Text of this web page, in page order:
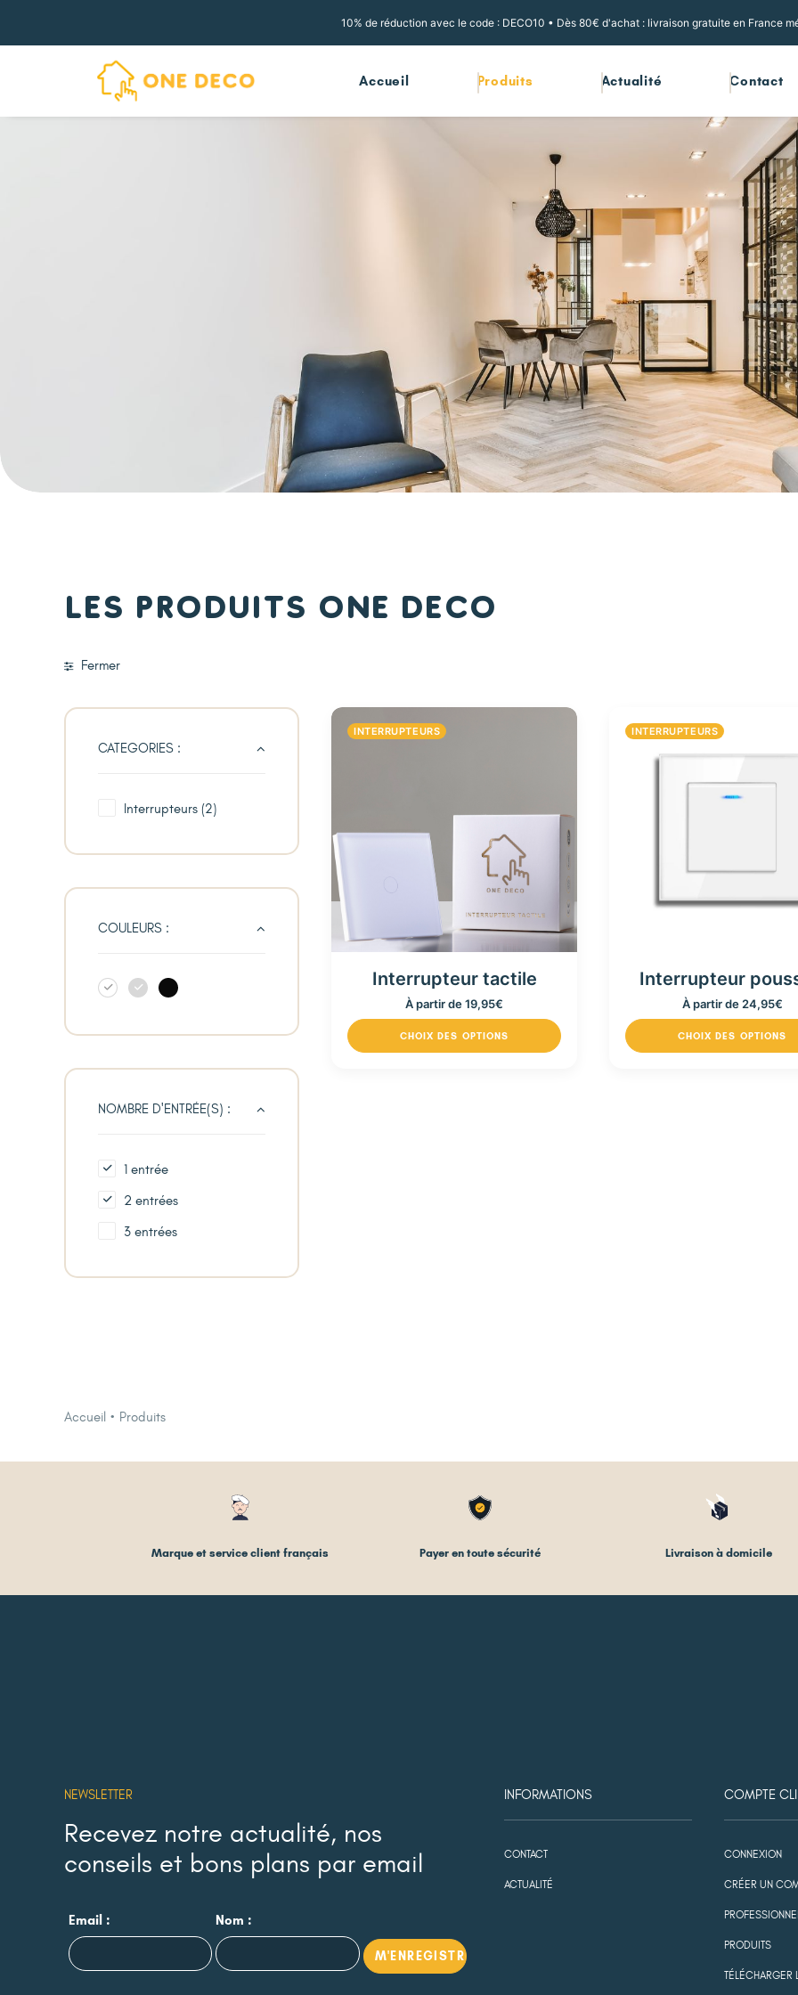
10% de réduction avec le code : DECO10 • Dès 80€ d'achat : livraison gratuite en France
Accueil Produits Actualité Contact
Les produits One Deco
Fermer
CATEGORIES :
Interrupteurs (2)
COULEURS :
NOMBRE D'ENTRÉE(S) :
1 entrée
2 entrées
3 entrées
INTERRUPTEURS
Interrupteur tactile
À partir de19,95€
CHOIX DES OPTIONS
INTERRUPTEURS
Interrupteur
À partir de 24,95€
CHOIX DES OPTIONS
Accueil Produits
Marque et service client français Payer en toute sécurité Livraison à domicile
NEWSLETTER
Recevez notre actualité, nos
conseils et bons plans par email
Email : Nom :
INFORMATIONS
CONTACT
ACTUALITÉ
COMPTE
CONNEXION
CRÉER UN
PRODUITS
TÉLÉCHARGER